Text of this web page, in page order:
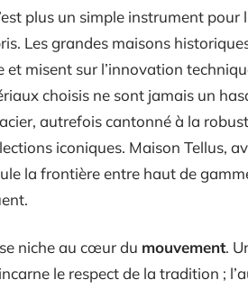
plus un simple instrument pour
Les grandes maisons
et misent sur l’innovation
choisis ne sont jamais un
autrefois cantonné à la
iconiques. Maison Tellus,
la frontière entre haut de
niche au cœur du mouvement.
incarne le respect de la tradition ;